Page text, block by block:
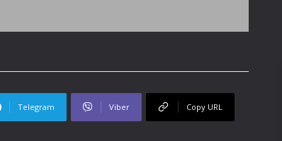
Telegram Viber Copy URL